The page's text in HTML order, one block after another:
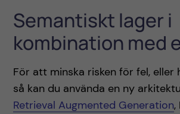
Semantiskt lager i
kombination med
För att minska risken för fel, eller
så kan du använda en ny
Retrieval Augmented Generation,